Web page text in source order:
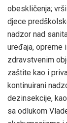
obeskličenja;
djece
nadzor nad
uređaja, opreme
zdravstvenim
zaštite kao i
kontinuirani
dezinsekcije,
sa odlukom